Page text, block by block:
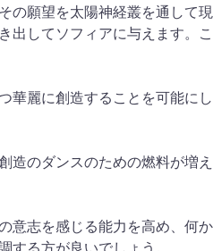
の願望を太陽神経叢を通して現
出してソフィアに与えます。こ
華麗に創造することを可能にし
造のダンスのための燃料が増え
意志を感じる能力を高め、何か